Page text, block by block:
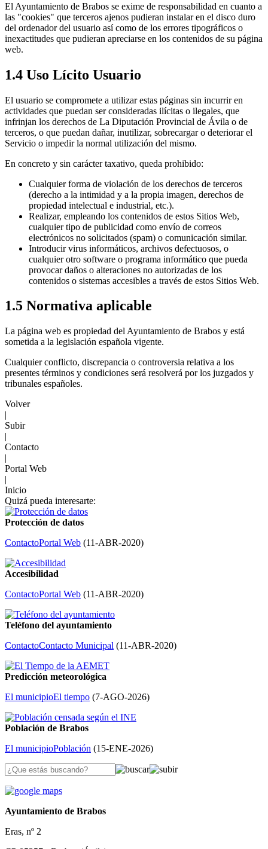
El Ayuntamiento de Brabos se exime de responsabilidad en cuanto a
las "cookies" que terceros ajenos pudieran instalar en el disco duro
del ordenador del usuario así como de los errores tipográficos o
inexactitudes que pudieran apreciarse en los contenidos de su página
web.
1.4 Uso Lícito Usuario
El usuario se compromete a utilizar estas páginas sin incurrir en
actividades que puedan ser consideradas ilícitas o ilegales, que
infrinjan los derechos de La Diputación Provincial de Ávila o de
terceros, o que puedan dañar, inutilizar, sobrecargar o deteriorar el
Servicio o impedir la normal utilización del mismo.
En concreto y sin carácter taxativo, queda prohibido:
Cualquier forma de violación de los derechos de terceros
(derecho a la intimidad y a la propia imagen, derechos de
propiedad intelectual e industrial, etc.).
Realizar, empleando los contenidos de estos Sitios Web,
cualquier tipo de publicidad como envío de correos
electrónicos no solicitados (spam) o comunicación similar.
Introducir virus informáticos, archivos defectuosos, o
cualquier otro software o programa informático que pueda
provocar daños o alteraciones no autorizadas de los
contenidos o sistemas accesibles a través de estos Sitios Web.
1.5 Normativa aplicable
La página web es propiedad del Ayuntamiento de Brabos y está
sometida a la legislación española vigente.
Cualquier conflicto, discrepancia o controversia relativa a los
presentes términos y condiciones será resolverá por los juzgados y
tribunales españoles.
Volver
|
Subir
|
Contacto
|
Portal Web
|
Inicio
Quizá pueda interesarte:
Protección de datos
ContactoPortal Web (11-ABR-2020)
Accesibilidad
ContactoPortal Web (11-ABR-2020)
Teléfono del ayuntamiento
ContactoContacto Municipal (11-ABR-2020)
Predicción meteorológica
El municipioEl tiempo (7-AGO-2026)
Población de Brabos
El municipioPoblación (15-ENE-2026)
Ayuntamiento de Brabos
Eras, nº 2